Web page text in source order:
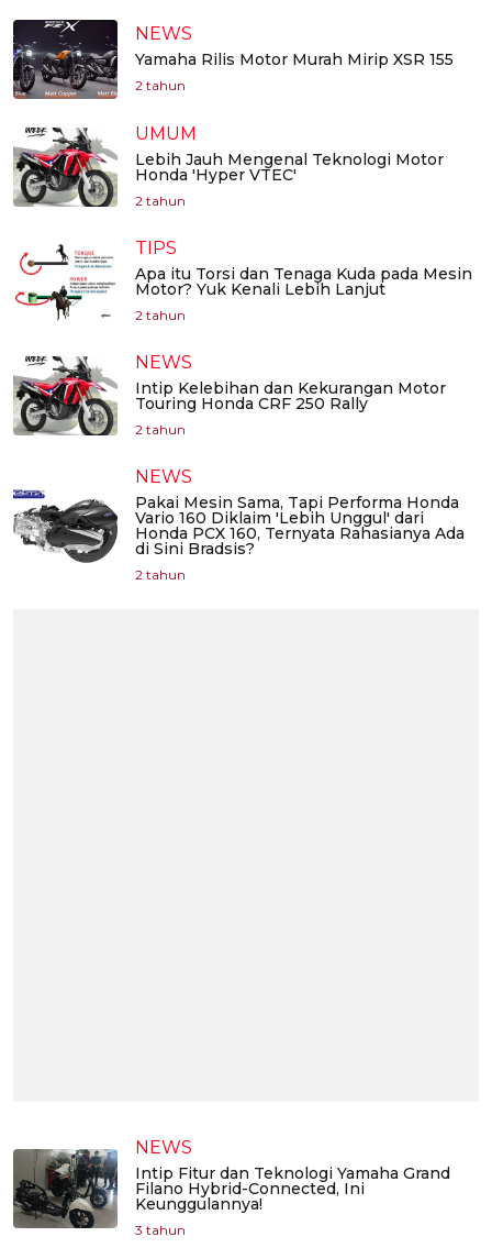
NEWS
Yamaha Rilis Motor Murah Mirip XSR 155
2 tahun
UMUM
Lebih Jauh Mengenal Teknologi Motor
Honda 'Hyper VTEC'
2 tahun
TIPS
Apa itu Torsi dan Tenaga Kuda pada Mesin
Motor? Yuk Kenali Lebih Lanjut
2 tahun
NEWS
Intip Kelebihan dan Kekurangan Motor
Touring Honda CRF 250 Rally
2 tahun
NEWS
Pakai Mesin Sama, Tapi Performa Honda
Vario 160 Diklaim 'Lebih Unggul' dari
Honda PCX 160, Ternyata Rahasianya Ada
di Sini Bradsis?
2 tahun
NEWS
Intip Fitur dan Teknologi Yamaha Grand
Filano Hybrid-Connected, Ini
Keunggulannya!
3 tahun